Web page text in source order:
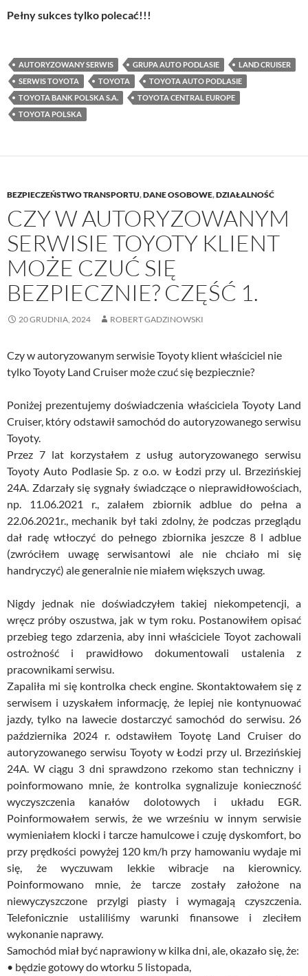
Pełny sukces tylko polecać!!!
AUTORYZOWANY SERWIS GRUPA AUTO PODLASIE
LAND CRUISER
SERWIS TOYOTA
TOYOTA
TOYOTA AUTO PODLASIE
TOYOTA BANK POLSKA S.A.
TOYOTA CENTRAL EUROPE
TOYOTA POLSKA
BEZPIECZEŃSTWO TRANSPORTU,DANE OSOBOWE,DZIAŁALNOŚĆ
CZY W AUTORYZOWANYM
SERWISIE TOYOTY KLIENT
MOŻE CZUĆ SIĘ
BEZPIECZNIE? CZĘŚĆ 1.
20 GRUDNIA, 2024 ROBERT GADZINOWSKI
Czy w autoryzowanym serwisie Toyoty klient właściciel nie
tylko Toyoty Land Cruiser może czuć się bezpiecznie?
Poniżej prezentujemy doświadczenia właściciela Toyoty Land
Cruiser, który odstawił samochód do autoryzowanego serwisu
Toyoty.
Przez 7 lat korzystałem z usług autoryzowanego serwisu
Toyoty Auto Podlasie Sp. z o.o. w Łodzi przy ul. Brzezińskiej
24A. Zdarzały się sygnały świadczące o nieprawidłowościach,
np. 11.06.2021 r., zalałem zbiornik adblue do pełna a
22.06.2021r., mechanik był taki zdolny, że podczas przeglądu
dał radę wtłoczyć do pełnego zbiornika jeszcze 8 l adblue
(zwróciłem uwagę serwisantowi ale nie chciało mi się
handryczyć) ale generalnie nie miałem większych uwag.
Nigdy jednak nie doświadczyłem takiej niekompetencji, a
wręcz próby oszustwa, jak w tym roku. Postanowiłem opisać
przebieg tego zdarzenia, aby inni właściciele Toyot zachowali
ostrożność i prawidłowo dokumentowali ustalenia z
pracownikami serwisu.
Zapaliła mi się kontrolka check engine. Skontaktowałem się z
serwisem i uzyskałem informację, że lepiej nie kontynuować
jazdy, tylko na lawecie dostarczyć samochód do serwisu. 26
października 2024 r. odstawiłem Toyotę Land Cruiser do
autoryzowanego serwisu Toyoty w Łodzi przy ul. Brzezińskiej
24A. W ciągu 3 dni sprawdzono rzekomo stan techniczny i
poinformowano mnie, że kontrolka sygnalizuje konieczność
wyczyszczenia kanałów dolotowych i układu EGR.
Poinformowałem serwis, że we wrześniu w innym serwisie
wymieniałem klocki i tarcze hamulcowe i czuję dyskomfort, bo
przy prędkości powyżej 120 km/h przy hamowaniu wydaje mi
się, że wyczuwam lekkie wibracje na kierownicy.
Poinformowano mnie, że tarcze zostały założone na
niewyczyszczone przylgi piasty i wymagają czyszczenia.
Telefonicznie ustaliliśmy warunki finansowe i zleciłem
wykonanie naprawy.
Samochód miał być naprawiony w kilka dni, ale, okazało się, że:
• będzie gotowy do wtorku 5 listopada,